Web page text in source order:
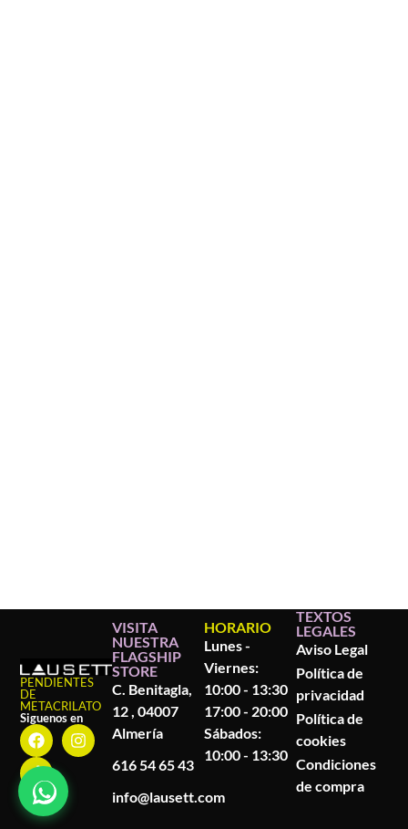
PENDIENTES
DE
METACRILATO
Siguenos en
VISITA
NUESTRA
FLAGSHIP
STORE
C. Benitagla,
12 , 04007
Almería
616 54 65 43
info@lausett.com
HORARIO
Lunes -
Viernes:
10:00 - 13:30
17:00 - 20:00
Sábados:
10:00 - 13:30
TEXTOS
LEGALES
Aviso Legal
Política de
privacidad
Política de
cookies
Condiciones
de compra